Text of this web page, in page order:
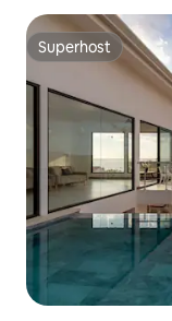
Superhost
Superhost